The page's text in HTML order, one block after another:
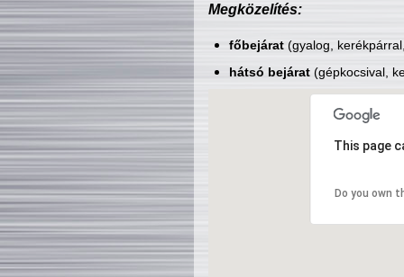
Megközelítés:
főbejárat(gyalog,
hátsó bejárat(gépkocsival,
This page
Do you own